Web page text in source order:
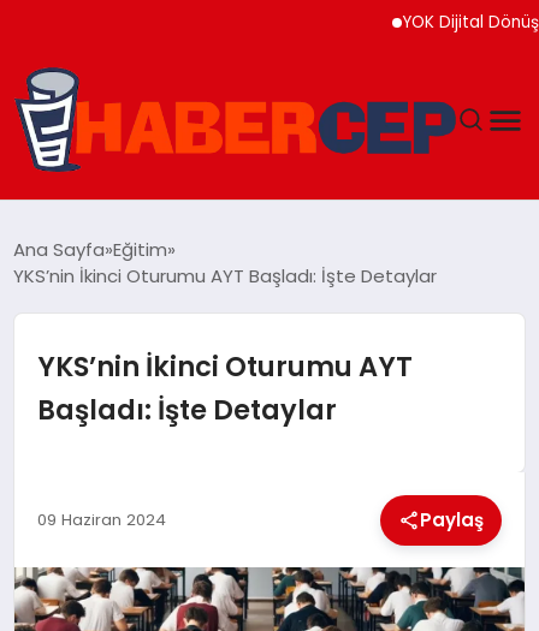
YOK Dijital Dönüşüm
TEKNOLOJI
EĞITIM
Ana Sayfa Eğitim
YKS’nin İkinci Oturumu AYT Başladı: İşte Detaylar
YKS’nin İkinci Oturumu AYT
Başladı: İşte Detaylar
09 Haziran 2024 Paylaş